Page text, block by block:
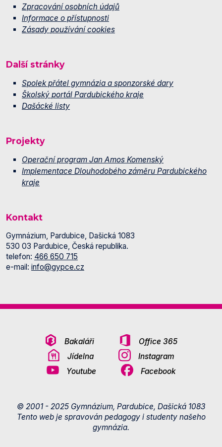
Zpracování osobních údajů
Informace o přístupnosti
Zásady používání cookies
Další stránky
Spolek přátel gymnázia a sponzorské dary
Školský portál Pardubického kraje
Dašácké listy
Projekty
Operační program Jan Amos Komenský
Implementace Dlouhodobého záměru Pardubického
kraje
Kontakt
Gymnázium, Pardubice, Dašická 1083
530 03 Pardubice, Česká republika.
telefon: 466 650 715
e-mail: info@gypce.cz
Bakaláři
Office 365
Jídelna
Instagram
Youtube
Facebook
© 2001 - 2025 Gymnázium, Pardubice, Dašická 1083
Tento web je spravován pedagogy i studenty našeho
gymnázia.